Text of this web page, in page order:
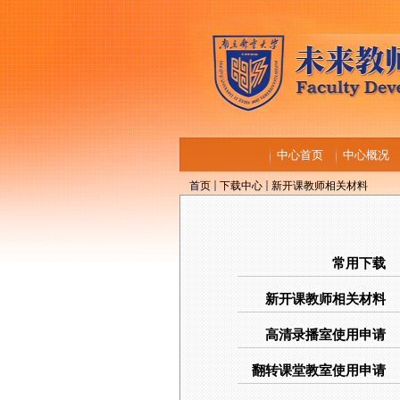
中心首页 中心概况
首页 下载中心 新开课教师相关材料
常用下载
新开课教师相关材料
高清录播室使用申请
翻转课堂教室使用申请